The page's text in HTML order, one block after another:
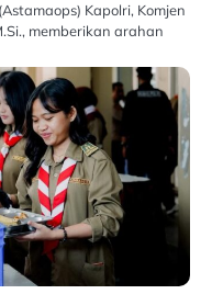
Kapolri, Komjen
memberikan arahan